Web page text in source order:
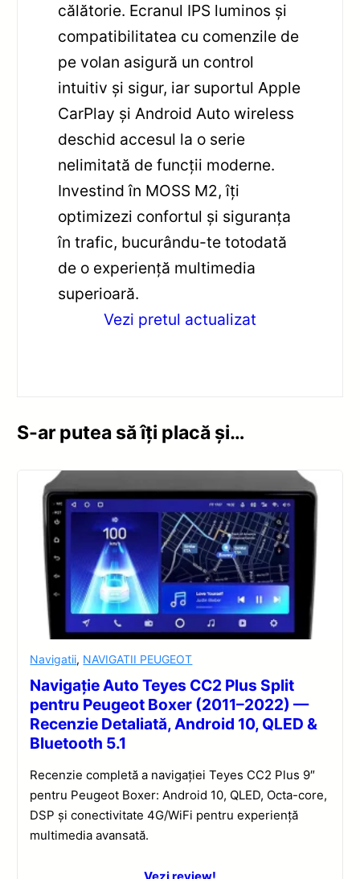
călătorie. Ecranul IPS luminos și
compatibilitatea cu comenzile de
pe volan asigură un control
intuitiv și sigur, iar suportul Apple
CarPlay și Android Auto wireless
deschid accesul la o serie
nelimitată de funcții moderne.
Investind în MOSS M2, îți
optimizezi confortul și siguranța
în trafic, bucurându-te totodată
de o experiență multimedia
superioară.
Vezi pretul actualizat
S-ar putea să îți placă și…
Navigatii, NAVIGATII PEUGEOT
Navigație Auto Teyes CC2 Plus Split
pentru Peugeot Boxer (2011–2022) —
Recenzie Detaliată, Android 10, QLED &
Bluetooth 5.1
Recenzie completă a navigației Teyes CC2 Plus 9″
pentru Peugeot Boxer: Android 10, QLED, Octa-core,
DSP și conectivitate 4G/WiFi pentru experiență
multimedia avansată.